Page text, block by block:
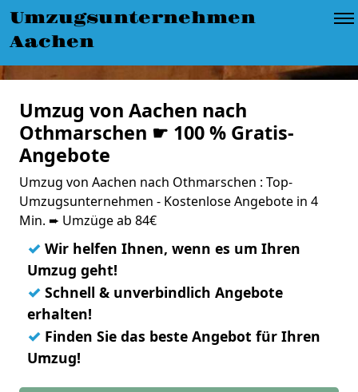
Umzugsunternehmen
Aachen
Umzug von Aachen nach
Othmarschen ☛ 100 % Gratis-
Angebote
Umzug von Aachen nach Othmarschen : Top-
Umzugsunternehmen - Kostenlose Angebote in 4
Min. ➨ Umzüge ab 84€
✓ Wir helfen Ihnen, wenn es um Ihren
Umzug geht!
✓ Schnell & unverbindlich Angebote
erhalten!
✓ Finden Sie das beste Angebot für Ihren
Umzug!